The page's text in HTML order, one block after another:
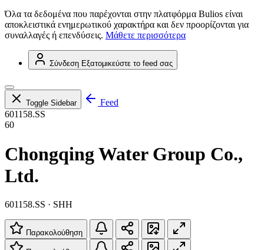
Όλα τα δεδομένα που παρέχονται στην πλατφόρμα Bulios είναι
αποκλειστικά ενημερωτικού χαρακτήρα και δεν προορίζονται για
συναλλαγές ή επενδύσεις. Μάθετε περισσότερα
Σύνδεση Εξατομικεύστε το feed σας
Toggle Sidebar
Feed
601158.SS
60
Chongqing Water Group Co.,
Ltd.
601158.SS · SHH
Παρακολούθηση